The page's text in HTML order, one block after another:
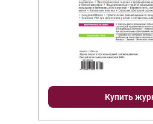
Купить